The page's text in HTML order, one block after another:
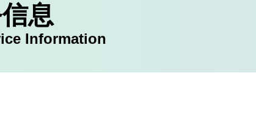
息
Information